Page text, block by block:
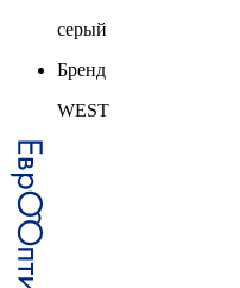
серый
Бренд
WEST